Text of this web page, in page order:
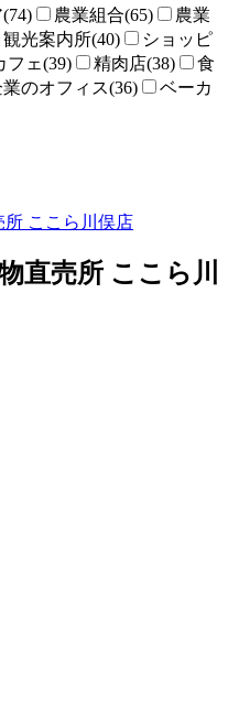
農業組合(65)
農業
観光案内所(40)
ショッピ
フェ(39) 精肉店(38)
食
のオフィス(36)
ベーカ
ここら川俣店
直売所 ここら川